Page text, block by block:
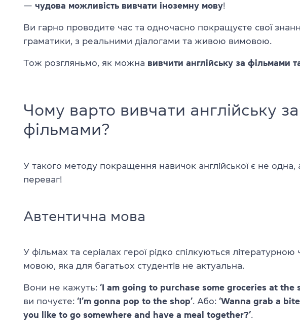
— чудова можливість вивчати іноземну мову!
Ви гарно проводите час та одночасно покращуєте свої
граматики, з реальними діалогами та живою вимовою.
Тож розгляньмо, як можна вивчити англійську за фільмами
Чому варто вивчати англійську за
фільмами?
У такого методу покращення навичок англійської є не одна, а
переваг!
Автентична мова
У фільмах та серіалах герої рідко спілкуються
мовою, яка для багатьох студентів не актуальна.
Вони не кажуть: ‘I am going to purchase some groceries at the
ви почуєте: ‘I’m gonna pop to the shop’. Або: ‘Wanna grab a
you like to go somewhere and have a meal together?’.